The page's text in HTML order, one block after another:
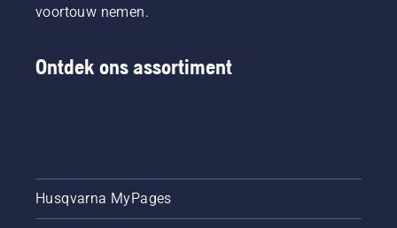
voortouw nemen.
Ontdek ons assortiment
Husqvarna MyPages